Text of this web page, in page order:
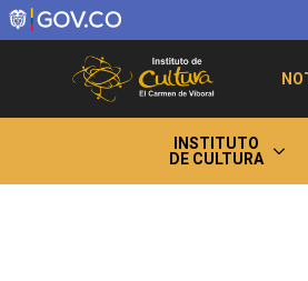
INSTITUTO
DE CULTURA